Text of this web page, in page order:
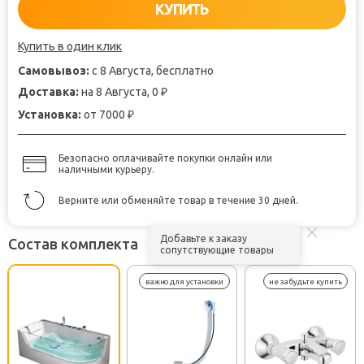
КУПИТЬ
Купить в один клик
Самовывоз: с 8 Августа, бесплатно
Доставка: на 8 Августа, 0 ₽
Установка: от 7000 ₽
Безопасно оплачивайте покупки онлайн или
наличными курьеру.
Верните или обменяйте товар в течение 30 дней.
Состав комплекта
Добавьте к заказу
сопутствующие товары